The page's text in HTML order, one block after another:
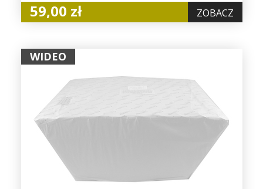
59,00 zł ZOBACZ
WIDEO